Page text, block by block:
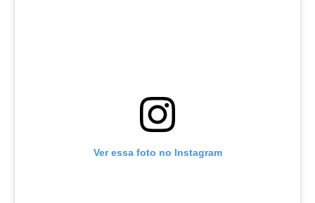
Ver essa foto no Instagram